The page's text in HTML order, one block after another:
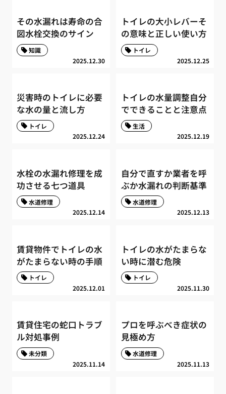
その水漏れは寿命の合
図水栓交換のサイン
2025.12.30
知識
トイレの大小レバーそ
の意味と正しい使い方
2025.12.25
トイレ
災害時のトイレに必要
な水の量と流し方
2025.12.24
トイレ
トイレの水量調整自分
でできることと注意点
2025.12.19
生活
水栓の水漏れ修理を成
功させる七つ道具
2025.12.14
水道修理
自分で直すか業者を呼
ぶか水漏れの判断基準
2025.12.13
水道修理
賃貸物件でトイレの水
がたまらない時の手順
2025.12.01
トイレ
トイレの水がたまらな
い時に潜む危険
2025.11.30
トイレ
賃貸住宅の蛇口トラブ
ル対処事例
2025.11.14
未分類
プロを呼ぶべき症状の
見極め方
2025.11.13
水道修理